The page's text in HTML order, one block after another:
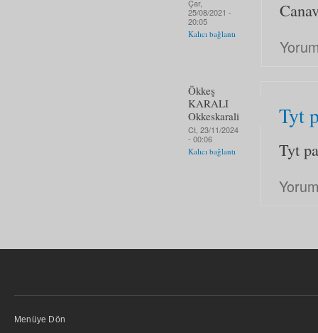
Çar,
25/08/2021 -
20:05
Kalıcı bağlantı
Ökkeş
KARALI
Okkeskarali
Ct, 23/11/2024
- 00:06
Kalıcı bağlantı
Tyt
Tyt
Menüye Dön